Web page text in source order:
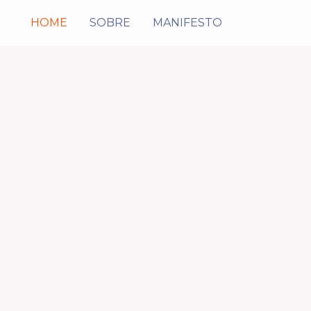
HOME SOBRE MANIFESTO